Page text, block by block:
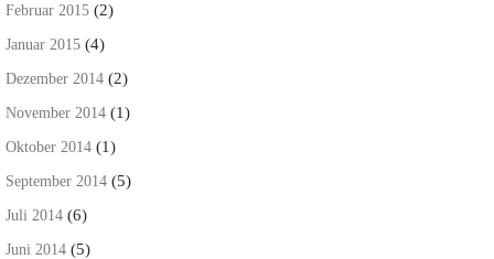
Februar 2015 (2)
Januar 2015 (4)
Dezember 2014 (2)
November 2014 (1)
Oktober 2014 (1)
September 2014 (5)
Juli 2014 (6)
Juni 2014 (5)